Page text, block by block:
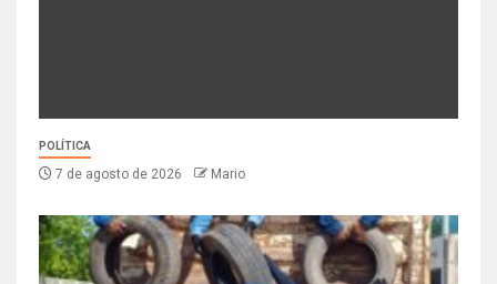
POLÍTICA
7 de agosto de 2026 Mario